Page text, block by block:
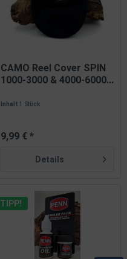
CAMO Reel Cover SPIN
1000-3000 & 4000-6000...
Inhalt1 Stück
9,99 € *
Details
TIPP!